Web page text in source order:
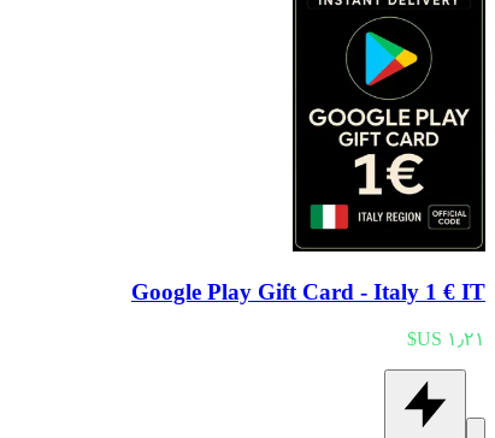
Google Play Gift Card - Italy 1 € IT